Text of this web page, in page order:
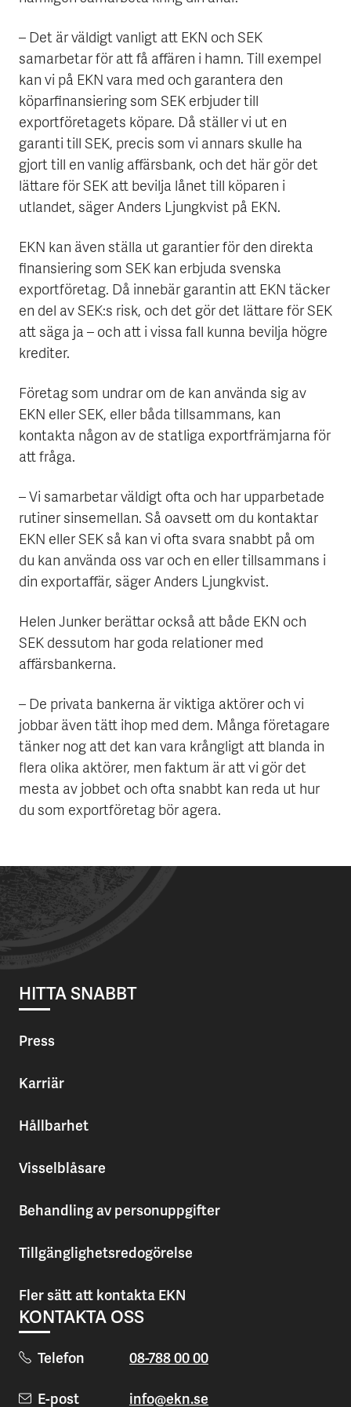
– Det är väldigt vanligt att EKN och SEK
samarbetar för att få affären i hamn. Till exempel
kan vi på EKN vara med och garantera den
köparfinansiering som SEK erbjuder till
exportföretagets köpare. Då ställer vi ut en
garanti till SEK, precis som vi annars skulle ha
gjort till en vanlig affärsbank, och det här gör det
lättare för SEK att bevilja lånet till köparen i
utlandet, säger Anders Ljungkvist på EKN.
EKN kan även ställa ut garantier för den direkta
finansiering som SEK kan erbjuda svenska
exportföretag. Då innebär garantin att EKN täcker
en del av SEK:s risk, och det gör det lättare för SEK
att säga ja – och att i vissa fall kunna bevilja högre
krediter.
Företag som undrar om de kan använda sig av
EKN eller SEK, eller båda tillsammans, kan
kontakta någon av de statliga exportfrämjarna för
att fråga.
– Vi samarbetar väldigt ofta och har upparbetade
rutiner sinsemellan. Så oavsett om du kontaktar
EKN eller SEK så kan vi ofta svara snabbt på om
du kan använda oss var och en eller tillsammans i
din exportaffär, säger Anders Ljungkvist.
Helen Junker berättar också att både EKN och
SEK dessutom har goda relationer med
affärsbankerna.
– De privata bankerna är viktiga aktörer och vi
jobbar även tätt ihop med dem. Många företagare
tänker nog att det kan vara krångligt att blanda in
flera olika aktörer, men faktum är att vi gör det
mesta av jobbet och ofta snabbt kan reda ut hur
du som exportföretag bör agera.
HITTA SNABBT
Press
Karriär
Hållbarhet
Visselblåsare
Behandling av personuppgifter
Tillgänglighetsredogörelse
Fler sätt att kontakta EKN
KONTAKTA OSS
Telefon 08-788 00 00
E-post info@ekn.se